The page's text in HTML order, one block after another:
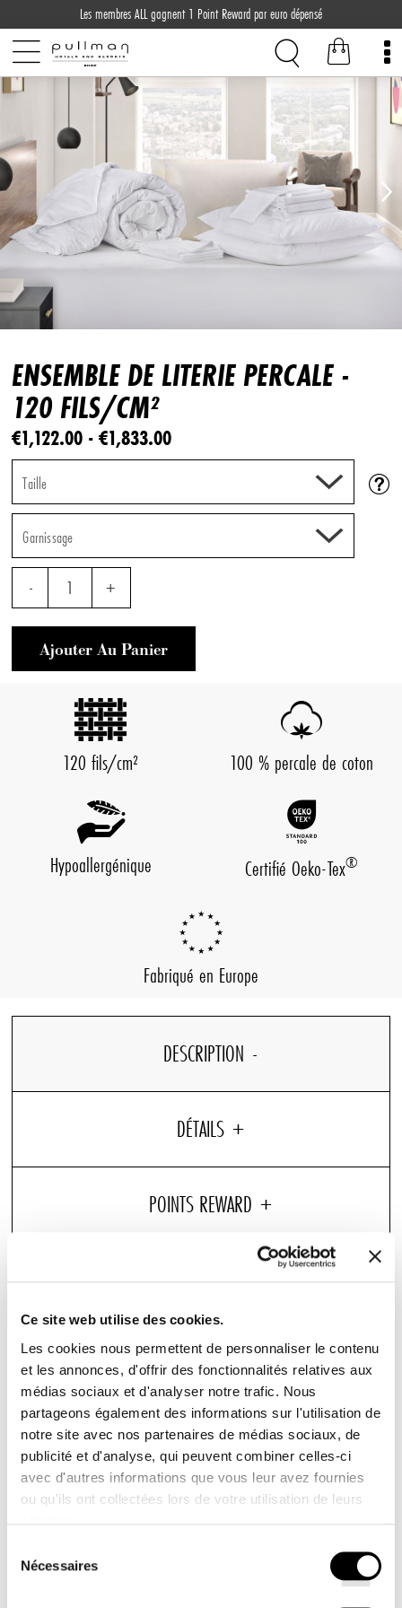
Ce site web utilise des cookies.
Les cookies nous permettent de personnaliser le contenu
et les annonces, d'offrir des fonctionnalités relatives aux
médias sociaux et d'analyser notre trafic. Nous
partageons également des informations sur l'utilisation de
notre site avec nos partenaires de médias sociaux, de
publicité et d'analyse, qui peuvent combiner celles-ci
avec d'autres informations que vous leur avez fournies
ou qu'ils ont collectées lors de votre utilisation de leurs
Nécessaires
Les membres ALL gagnent 1 Point Reward par euro dépensé
ENSEMBLE DE LITERIE PERCALE -
120 FILS/CM²
€1,122.00 - €1,833.00
Taille
Garnissage
- 1 +
Ajouter Au Panier
120 fils/cm² 100 % percale de coton
Hypoallergénique Certifié Oeko-Tex®
Fabriqué en Europe
DESCRIPTION
DÉTAILS
Garnissage au choix : fibres ou naturel
120 fils/cm²
Literie haut de gamme : durabilité et confort
exceptionnel
Vous rêvez de confort et de douceur au quotidien ?
Plongez chaque nuit dans un véritable océan de bien-
être avec notre ensemble de literie. Nos draps en
percale de coton blanc 120 fils/cm², notre couette
d'hôtel confortables vous offrent un sommeil réparateur.
La percale de coton blanche promet un toucher doux et